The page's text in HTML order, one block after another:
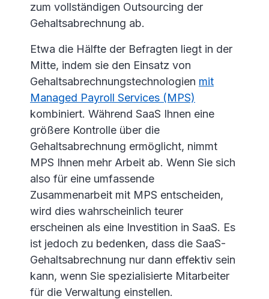
zum vollständigen Outsourcing der
Gehaltsabrechnung ab.
Etwa die Hälfte der Befragten liegt in der
Mitte, indem sie den Einsatz von
Gehaltsabrechnungstechnologien mit
Managed Payroll Services (MPS)
kombiniert. Während SaaS Ihnen eine
größere Kontrolle über die
Gehaltsabrechnung ermöglicht, nimmt
MPS Ihnen mehr Arbeit ab. Wenn Sie sich
also für eine umfassende
Zusammenarbeit mit MPS entscheiden,
wird dies wahrscheinlich teurer
erscheinen als eine Investition in SaaS. Es
ist jedoch zu bedenken, dass die SaaS-
Gehaltsabrechnung nur dann effektiv sein
kann, wenn Sie spezialisierte Mitarbeiter
für die Verwaltung einstellen.